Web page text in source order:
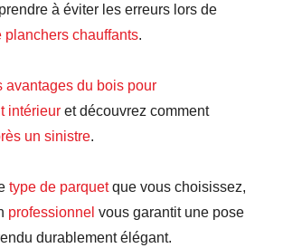
à éviter les erreurs lors de
planchers chauffants.
avantages du bois pour
intérieur et découvrez comment
un sinistre.
type de parquetque vous choisissez,
professionnel vous garantit une pose
durablement élégant.